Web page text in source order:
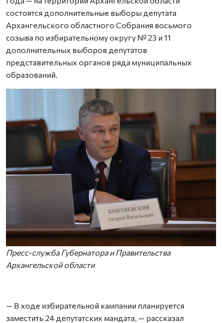
состоятся дополнительные выборы депутата
Архангельского областного Собрания восьмого
созыва по избирательному округу № 23 и 11
дополнительных выборов депутатов
представительных органов ряда муниципальных
образований.
Пресс-служба Губернатора и Правительства
Архангельской области
— В ходе избирательной кампании планируется
заместить 24 депутатских мандата, — рассказал